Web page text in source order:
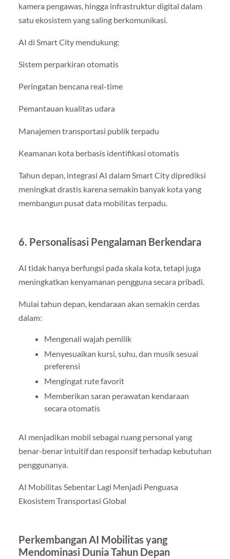
kamera pengawas, hingga infrastruktur digital dalam
satu ekosistem yang saling berkomunikasi.
AI di Smart City mendukung:
Sistem perparkiran otomatis
Peringatan bencana real-time
Pemantauan kualitas udara
Manajemen transportasi publik terpadu
Keamanan kota berbasis identifikasi otomatis
Tahun depan, integrasi AI dalam Smart City diprediksi
meningkat drastis karena semakin banyak kota yang
membangun pusat data mobilitas terpadu.
6. Personalisasi Pengalaman Berkendara
AI tidak hanya berfungsi pada skala kota, tetapi juga
meningkatkan kenyamanan pengguna secara pribadi.
Mulai tahun depan, kendaraan akan semakin cerdas
dalam:
Mengenali wajah pemilik
Menyesuaikan kursi, suhu, dan musik sesuai
preferensi
Mengingat rute favorit
Memberikan saran perawatan kendaraan
secara otomatis
AI menjadikan mobil sebagai ruang personal yang
benar-benar intuitif dan responsif terhadap kebutuhan
penggunanya.
AI Mobilitas Sebentar Lagi Menjadi Penguasa
Ekosistem Transportasi Global
Perkembangan AI Mobilitas yang
Mendominasi Dunia Tahun Depan